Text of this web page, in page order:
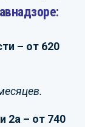
– от 620
2а – от 740